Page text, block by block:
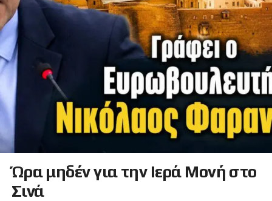
Ώρα μηδέν για την Ιερά Μονή στο
Σινά